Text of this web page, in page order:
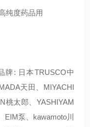
牌: 日本TRUSCO中
天田、MIYACHI
桃太郎、YASHIYAM
EIM泵、kawamoto川